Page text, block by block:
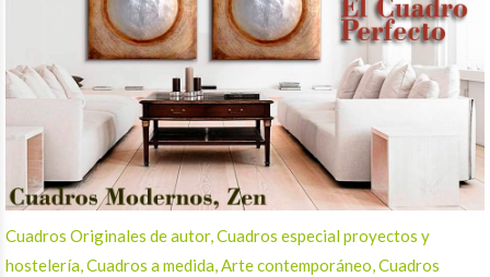
Cuadros Originales de autor, Cuadros especial proyectos y
hostelería, Cuadros a medida, Arte contemporáneo, Cuadros